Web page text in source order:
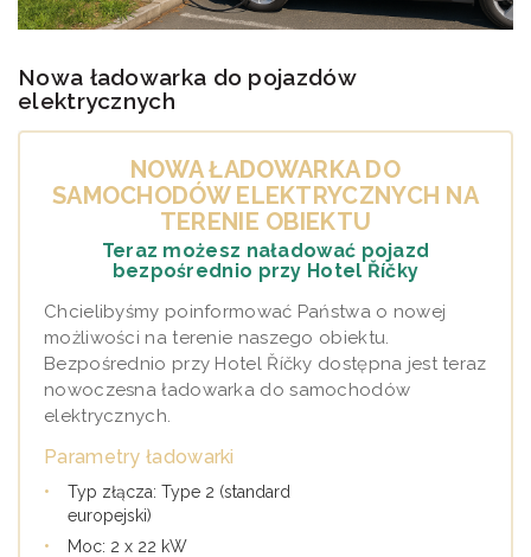
Nowa ładowarka do pojazdów
elektrycznych
NOWA ŁADOWARKA DO
SAMOCHODÓW ELEKTRYCZNYCH NA
TERENIE OBIEKTU
Teraz możesz naładować pojazd
bezpośrednio przy Hotel Říčky
Chcielibyśmy poinformować Państwa o nowej
możliwości na terenie naszego obiektu.
Bezpośrednio przy Hotel Říčky dostępna jest teraz
nowoczesna ładowarka do samochodów
elektrycznych.
Parametry ładowarki
•
Typ złącza: Type 2 (standard
europejski)
•
Moc: 2 x 22 kW